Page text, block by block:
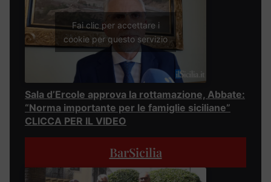
Fai clic per accettare i
cookie per questo servizio
Sala d’Ercole approva la rottamazione, Abbate:
“Norma importante per le famiglie siciliane”
CLICCA PER IL VIDEO
BarSicilia